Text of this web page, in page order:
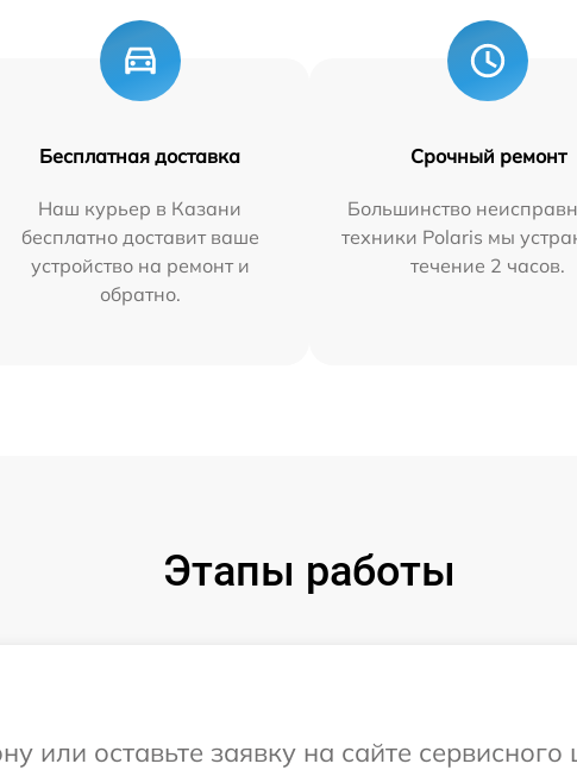
Бесплатная доставка
Наш курьер в Казани
бесплатно доставит ваше
устройство на ремонт и
обратно.
Срочный ремонт
Большинство
техники Polaris мы
течение 2 часов.
Этапы работы
или оставьте заявку на сайте